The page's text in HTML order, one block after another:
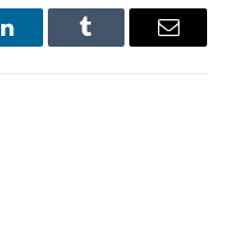
LinkedInTumblr Email